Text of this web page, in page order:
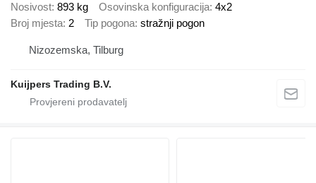
Nosivost 893 kg Osovinska konfiguracija 4x2
Broj mjesta 2 Tip pogona stražnji pogon
Nizozemska, Tilburg
Kuijpers Trading B.V.